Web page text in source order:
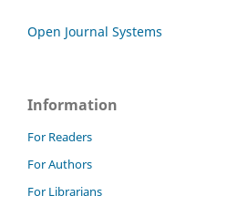
Open Journal Systems
Information
For Readers
For Authors
For Librarians